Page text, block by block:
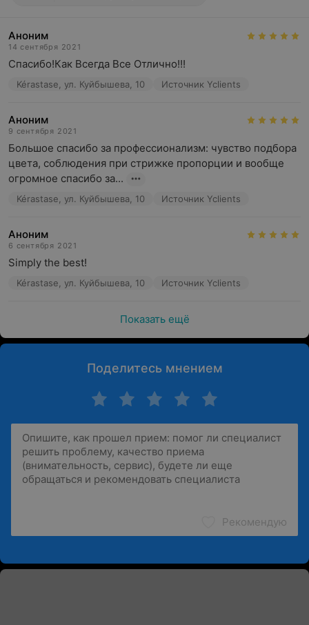
Аноним
14 сентября 2021
Спасибо!Как Всегда Все Отлично!!!
Kérastase, ул. Куйбышева, 10 Источник Yclients
Аноним
9 сентября 2021
Большое спасибо за профессионализм: чувство подбора
цвета, соблюдения при стрижке пропорции и вообще
огромное спасибо за...
Kérastase, ул. Куйбышева, 10 Источник Yclients
Аноним
6 сентября 2021
Simply the best!
Kérastase, ул. Куйбышева, 10 Источник Yclients
Показать ещё
Поделитесь мнением
Рекомендую